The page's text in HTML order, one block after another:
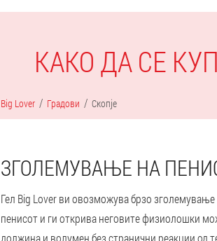
КАКО ДА СЕ
Big Lover Градови Скопје
ЗГОЛЕМУВАЊЕ НА
Гел Big Lover ви овозможува брзо зголемување
пенисот и ги открива неговите физиолошки
должина и волумен без странични реакции од